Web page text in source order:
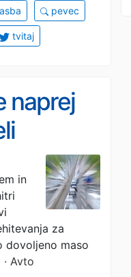
pevec
tvitaj
naprej
pravi
in
za
dovoljeno maso
· Avto